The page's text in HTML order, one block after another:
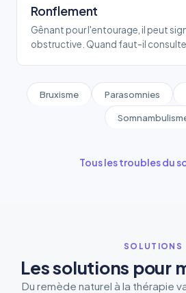
Ronflement
Gênant pour l'entourage, il peut
obstructive. Quand faut-il
Bruxisme Parasomnies
Tous les troubles du
SOLUTIONS
Les solutions pour
Du remède naturel à la thérapie